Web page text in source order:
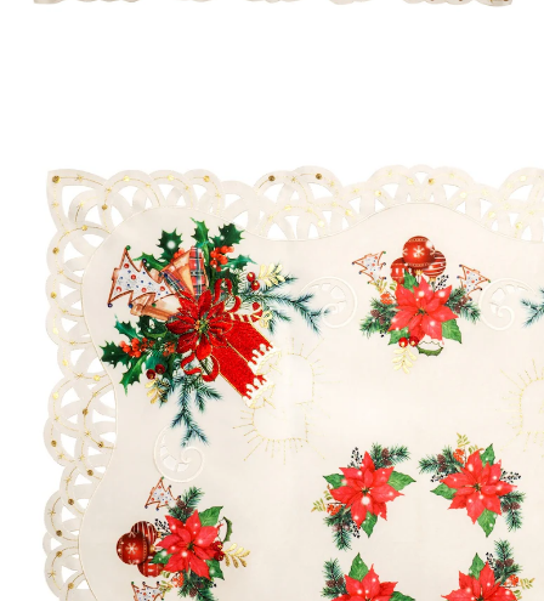
17,99 €
inkl. MwSt. und zzgl. Versandkosten
In den Warenkorb
Sofort lieferbar - in 2-3 Werktagen bei Ihnen
8 PAYBACK °Punktesammeln
Festliche Optik und klassische Eleganz!
Verziert mit edler Lochstickerei
Lassen Sie Ihre weihnachtliche Tischdekoration mit
dieser festlichen Mitteldecke in neuem Glanz